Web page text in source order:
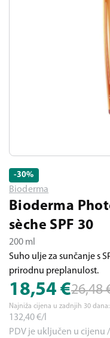
-30%
Bioderma
Bioderma
sèche SPF 30
200 ml
Suho ulje za sunčanje s
prirodnu preplanulost.
18,54 €26,48
Najniža cijena u zadnjih 30 dana:
132,40€/l
PDV je uključen u cijenu